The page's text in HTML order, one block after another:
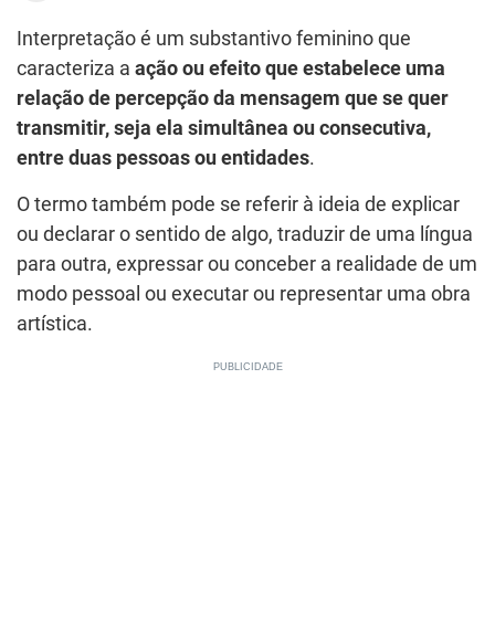
Interpretação é um substantivo feminino que
caracteriza a ação ou efeito que estabelece uma
relação de percepção da mensagem que se quer
transmitir, seja ela simultânea ou consecutiva,
entre duas pessoas ou entidades.
O termo também pode se referir à ideia de explicar
ou declarar o sentido de algo, traduzir de uma língua
para outra, expressar ou conceber a realidade de um
modo pessoal ou executar ou representar uma obra
artística.